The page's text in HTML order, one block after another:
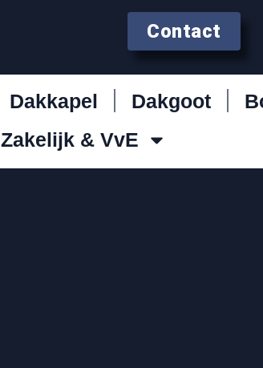
Contact
Dakkapel Dakgoot
Zakelijk & VvE